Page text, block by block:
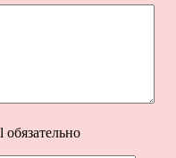
обязательно